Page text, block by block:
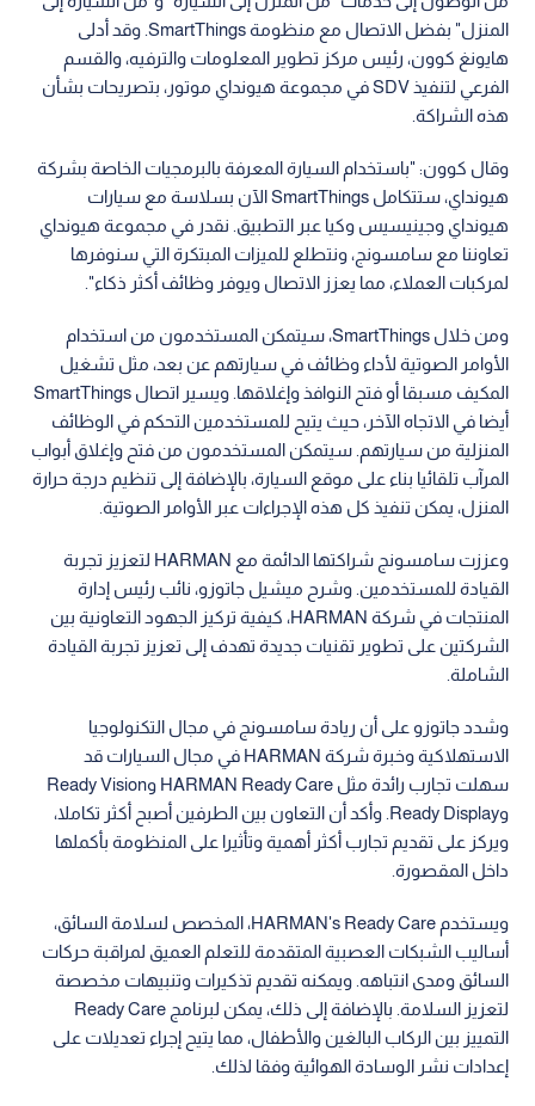
المنزل" بفضل الاتصال مع منظومة SmartThings. وقد أدلى
هايونغ كوون، رئيس مركز تطوير المعلومات والترفيه، والقسم
الفرعي لتنفيذ SDV في مجموعة هيونداي موتور، بتصريحات بشأن
هذه الشراكة.
وقال كوون: "باستخدام السيارة المعرفة بالبرمجيات الخاصة بشركة
هيونداي، ستتكامل SmartThings الآن بسلاسة مع سيارات
هيونداي وجينيسيس وكيا عبر التطبيق. نقدر في مجموعة هيونداي
تعاوننا مع سامسونج، ونتطلع للميزات المبتكرة التي سنوفرها
لمركبات العملاء، مما يعزز الاتصال ويوفر وظائف أكثر ذكاء".
ومن خلال SmartThings، سيتمكن المستخدمون من استخدام
الأوامر الصوتية لأداء وظائف في سيارتهم عن بعد، مثل تشغيل
المكيف مسبقا أو فتح النوافذ وإغلاقها. ويسير اتصال SmartThings
أيضا في الاتجاه الآخر، حيث يتيح للمستخدمين التحكم في الوظائف
المنزلية من سيارتهم. سيتمكن المستخدمون من فتح وإغلاق أبواب
المرآب تلقائيا بناء على موقع السيارة، بالإضافة إلى تنظيم درجة حرارة
المنزل، يمكن تنفيذ كل هذه الإجراءات عبر الأوامر الصوتية.
وعززت سامسونج شراكتها الدائمة مع HARMAN لتعزيز تجربة
القيادة للمستخدمين. وشرح ميشيل جاتوزو، نائب رئيس إدارة
المنتجات في شركة HARMAN، كيفية تركيز الجهود التعاونية بين
الشركتين على تطوير تقنيات جديدة تهدف إلى تعزيز تجربة القيادة
الشاملة.
وشدد جاتوزو على أن ريادة سامسونج في مجال التكنولوجيا
الاستهلاكية وخبرة شركة HARMAN في مجال السيارات قد
سهلت تجارب رائدة مثل HARMAN Ready Care وReady Vision
وReady Display. وأكد أن التعاون بين الطرفين أصبح أكثر تكاملا،
ويركز على تقديم تجارب أكثر أهمية وتأثيرا على المنظومة بأكملها
داخل المقصورة.
ويستخدم HARMAN's Ready Care، المخصص لسلامة السائق،
أساليب الشبكات العصبية المتقدمة للتعلم العميق لمراقبة حركات
السائق ومدى انتباهه. ويمكنه تقديم تذكيرات وتنبيهات مخصصة
لتعزيز السلامة. بالإضافة إلى ذلك، يمكن لبرنامج Ready Care
التمييز بين الركاب البالغين والأطفال، مما يتيح إجراء تعديلات على
إعدادات نشر الوسادة الهوائية وفقا لذلك.